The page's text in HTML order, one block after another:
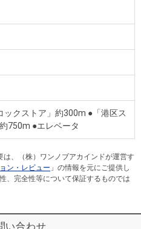
ックストア」約300m ●「港区ス
750m ●エレベータ
は、（株）ワンノブアカインドが運営す
ン・レビュー 」の情報を元にご提供し
、完全性等について保証するものでは
い合わせ